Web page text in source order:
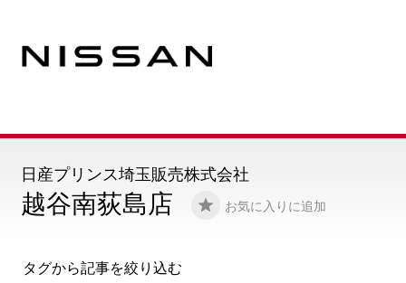
越谷南荻島店 お気に入りに追加
日産プリンス埼玉販売株式会社
タグから記事を絞り込む